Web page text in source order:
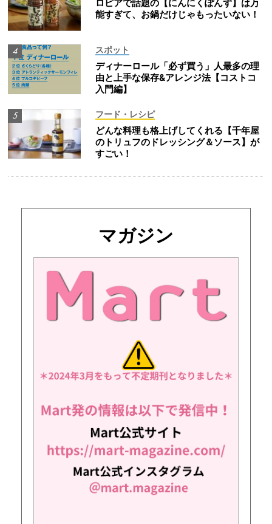
ロピアで話題の【にんにくぽんず】は万
能すぎて、お鍋だけじゃもったいない！
スポット
ディナーロール「必ず買う」人最多の理
由と上手な保存&アレンジ法【コストコ
入門編】
フード・レシピ
どんな料理も格上げしてくれる【千年屋
のトリュフのドレッシング＆ソース】が
すごい！
マガジン